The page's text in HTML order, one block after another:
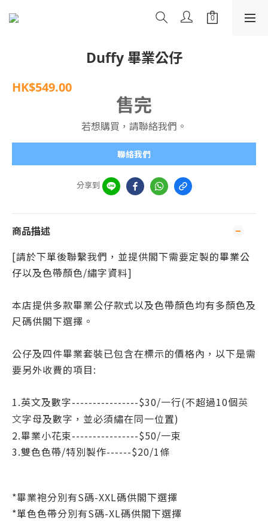
Duffy 畢業公仔
HK$549.00
售完
若想購買，請聯絡我們。
聯絡我們
分享到
商品描述
[請於下單後聯繫我們，並提供閣下需要定製的畢業公
仔以及色帶顏色/繡字資料]
本店提供多款畢業公仔款式以及色帶顏色均有多顏色及
尺碼供閣下選擇。
公仔及四件畢業套裝已包含在標示的價格內，以下是需
要另外收費的項目:
1.英文及數字----------------$30/一行(不超過10個英
文字母及數字 ，並必須繡在同一位置)
2.畢業小花束----------------$50/一束
3.雙色色帶/特別製作------$20/1條
*畢業袍分別有S碼-XXL碼供閣下選擇
*單色色帶分別有S碼-XL碼供閣下選擇